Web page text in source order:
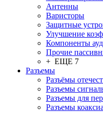
Антенны
Варисторы
Защитные
Улучшение
Компоненты
Прочие
+ ЕЩЕ 7
Разъeмы
Разъёмы
Разъeмы
Разъeмы для
Разъeмы